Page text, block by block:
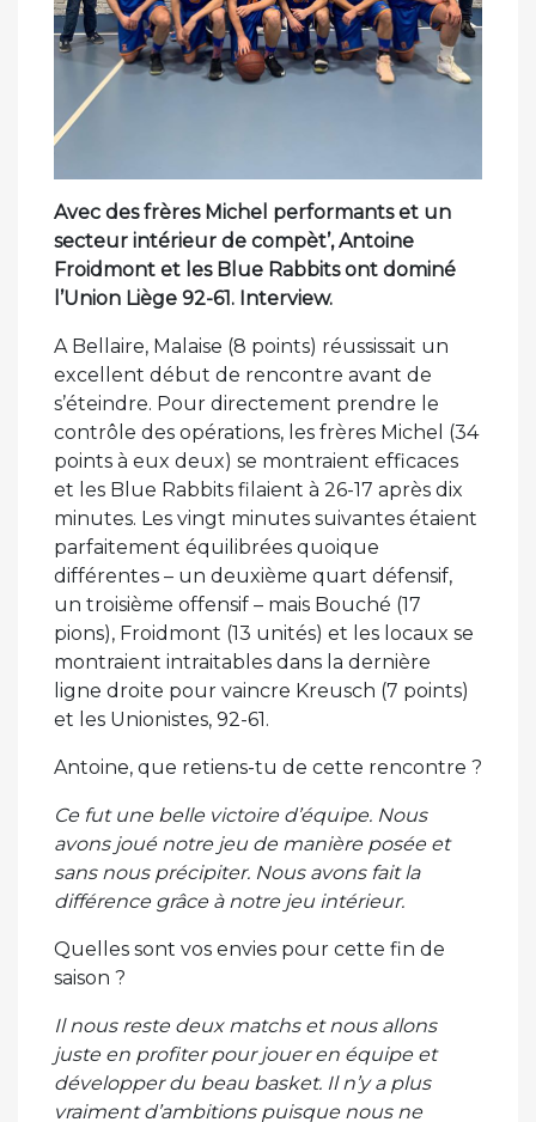
Avec des frères Michel performants et un
secteur intérieur de compèt’, Antoine
Froidmont et les Blue Rabbits ont dominé
l’Union Liège 92-61. Interview.
A Bellaire, Malaise (8 points) réussissait un
excellent début de rencontre avant de
s’éteindre. Pour directement prendre le
contrôle des opérations, les frères Michel (34
points à eux deux) se montraient efficaces
et les Blue Rabbits filaient à 26-17 après dix
minutes. Les vingt minutes suivantes étaient
parfaitement équilibrées quoique
différentes – un deuxième quart défensif,
un troisième offensif – mais Bouché (17
pions), Froidmont (13 unités) et les locaux se
montraient intraitables dans la dernière
ligne droite pour vaincre Kreusch (7 points)
et les Unionistes, 92-61.
Antoine, que retiens-tu de cette rencontre ?
Ce fut une belle victoire d’équipe. Nous
avons joué notre jeu de manière posée et
sans nous précipiter. Nous avons fait la
différence grâce à notre jeu intérieur.
Quelles sont vos envies pour cette fin de
saison ?
Il nous reste deux matchs et nous allons
juste en profiter pour jouer en équipe et
développer du beau basket. Il n’y a plus
vraiment d’ambitions puisque nous ne